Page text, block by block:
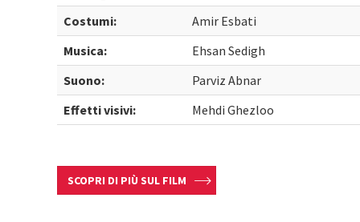
Costumi:
Amir Esbati
Musica:
Ehsan Sedigh
Suono:
Parviz Abnar
Effetti visivi:
Mehdi Ghezloo
SCOPRI DI PIÙ SUL FILM